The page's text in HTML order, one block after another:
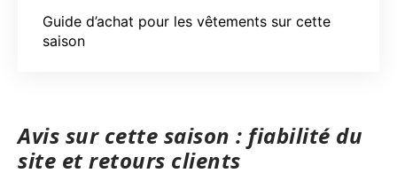
Guide d’achat pour les vêtements sur cette
saison
Avis sur cette saison : fiabilité du
site et retours clients